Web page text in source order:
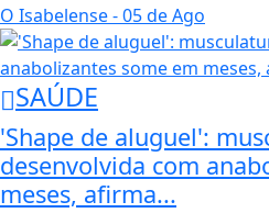
O Isabelense- 05 de Ago
SAÚDE
'Shape de aluguel':
desenvolvida com
meses, afirma...